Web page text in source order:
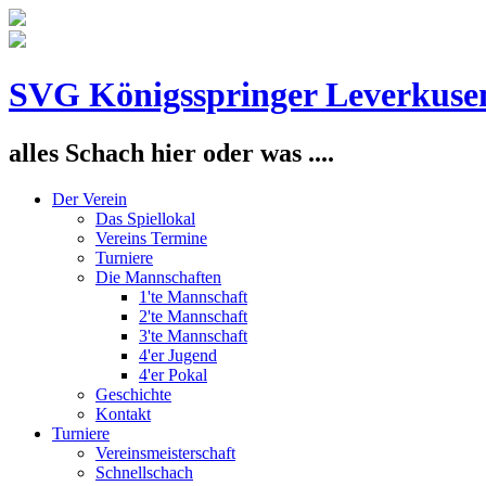
SVG Königsspringer
alles Schach hier oder was ....
Der Verein
Das Spiellokal
Vereins Termine
Turniere
Die Mannschaften
1'te Mannschaft
2'te Mannschaft
3'te Mannschaft
4'er Jugend
4'er Pokal
Geschichte
Kontakt
Turniere
Vereinsmeisterschaft
Schnellschach